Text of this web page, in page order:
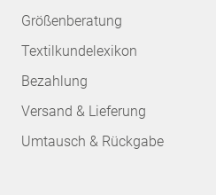
Größenberatung
Textilkundelexikon
Bezahlung
Versand & Lieferung
Umtausch & Rückgabe